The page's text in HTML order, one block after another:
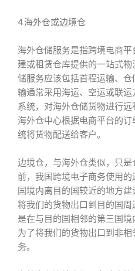
4.海外仓或边境仓
海外仓储服务是指跨境电商
建或租赁仓库提供的一站式
储服务应该包括首程运输、
输通常采用海运、空运或联
系统，对海外仓储货物进行远
海外仓中心根据电商平台的
统将货物配送给客户。
边境仓，与海外仓类似，只
前，我国跨境电子商务使用
国境内离目的国较近的地方
将我们的货物出口到目的国
是在与目的国相邻的第三国
为了将我们的货物出口到非
务。